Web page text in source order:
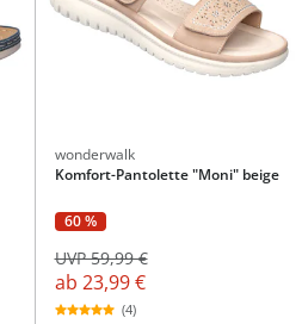
wonderwalk
Komfort-Pantolette "Moni" beige
60 %
ab 23,99 €
UVP 59,99 €
(4)